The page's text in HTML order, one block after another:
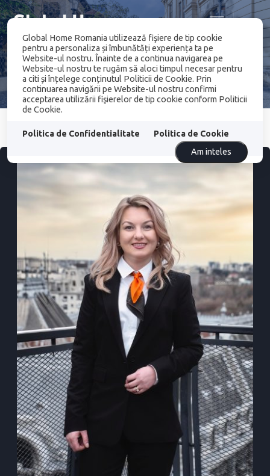
Global Home Romania utilizează fişiere de tip cookie
pentru a personaliza și îmbunătăți experiența ta pe
Website-ul nostru. Înainte de a continua navigarea pe
Website-ul nostru te rugăm să aloci timpul necesar pentru
a citi și înțelege conținutul Politicii de Cookie. Prin
continuarea navigării pe Website-ul nostru confirmi
acceptarea utilizării fişierelor de tip cookie conform Politicii
de Cookie.
Politica de Confidentialitate
Politica de Cookie
Am inteles